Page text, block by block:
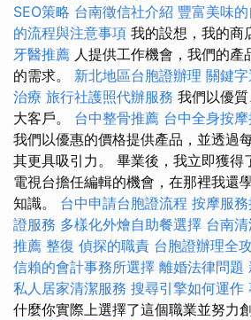
SEO策略 台南徵信社介紹 豐富美味
的流程與注意事項 我的設想，我的商
牙醫推薦 人提供工作機會，我們的產
的需求。 新北地區台胞證辦理 關鍵
治療 旅行社護照代辦服務 我們以優
大客戶。 台中整骨推薦 台中全身按
我們以優惠的價格提供產品，並透過
其更具吸引力。 畢業後，我立即獲得
電視台擔任編輯的機會，在那裡我還
知識。 台中申請台胞證流程 按摩服
證服務 多樣化外燴自助餐選擇 台南
推薦 整復 偵探的職責 台胞證辦理全
信賴的會計事務所選擇 離婚法律問題
私人居家清潔服務 搜尋引擎如何運作
什麼你實際上選擇了這個職業並努力